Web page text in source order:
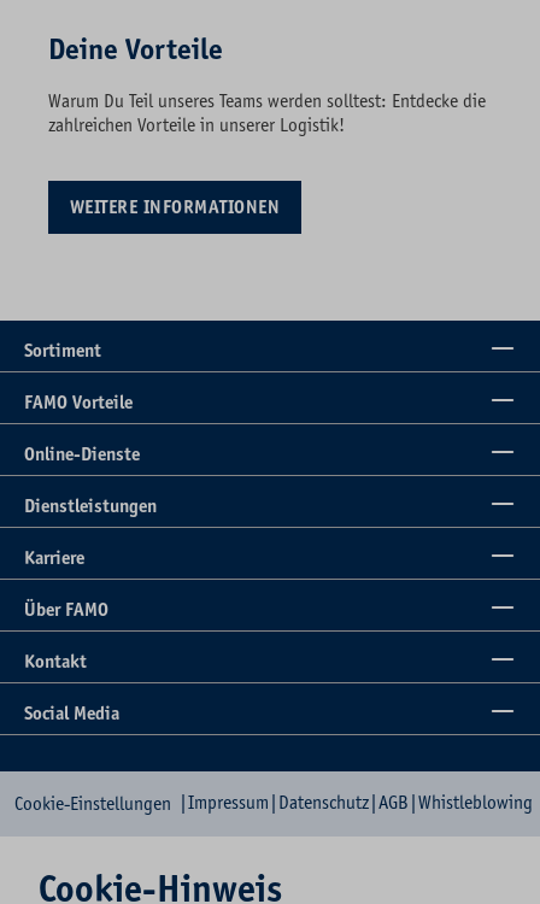
Deine Vorteile
Warum Du Teil unseres Teams werden solltest: Entdecke die
zahlreichen Vorteile in unserer Logistik!
WEITERE INFORMATIONEN
Sortiment
FAMO Vorteile
Online-Dienste
Dienstleistungen
Karriere
Über FAMO
Kontakt
Social Media
Cookie-Einstellungen Impressum Datenschutz AGB Whistleblowing
Cookie-Hinweis